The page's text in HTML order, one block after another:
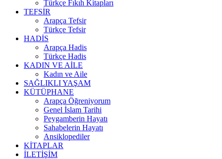
Türkçe Fıkıh Kitapları
TEFSİR
Arapça Tefsir
Türkçe Tefsir
HADİS
Arapça Hadis
Türkçe Hadis
KADIN VE AİLE
Kadın ve Aile
SAĞLIKLI YAŞAM
KÜTÜPHANE
Arapça Öğreniyorum
Genel İslam Tarihi
Peygamberin Hayatı
Sahabelerin Hayatı
Ansiklopediler
KİTAPLAR
İLETİŞİM